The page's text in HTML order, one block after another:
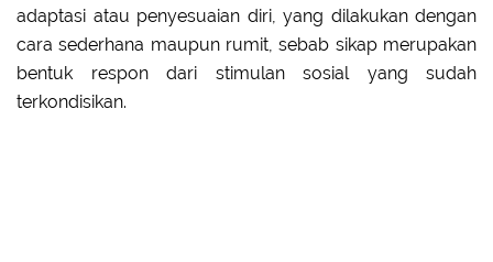
adaptasi atau penyesuaian diri, yang dilakukan dengan
cara sederhana maupun rumit, sebab sikap merupakan
bentuk respon dari stimulan sosial yang sudah
terkondisikan.